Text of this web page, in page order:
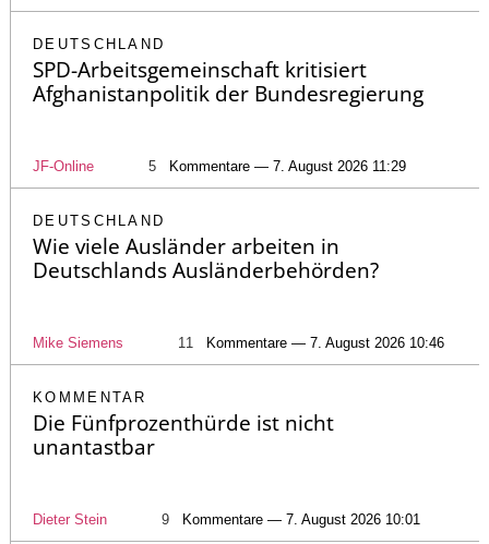
DEUTSCHLAND
SPD-Arbeitsgemeinschaft kritisiert
Afghanistanpolitik der Bundesregierung
JF-Online 5 Kommentare — 7. August 2026 11:29
DEUTSCHLAND
Wie viele Ausländer arbeiten in
Deutschlands Ausländerbehörden?
Mike Siemens 11 Kommentare — 7. August 2026 10:46
KOMMENTAR
Die Fünfprozenthürde ist nicht
unantastbar
Dieter Stein 9 Kommentare — 7. August 2026 10:01